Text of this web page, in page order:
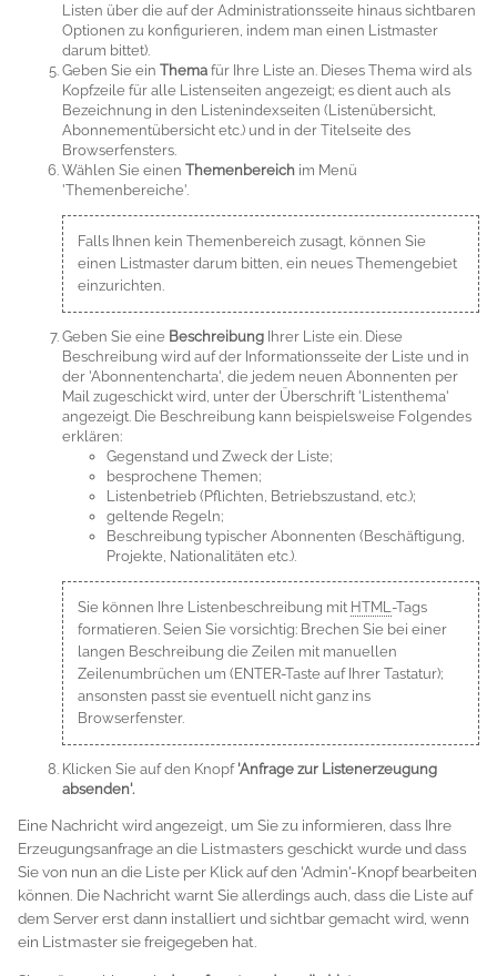
Listen über die auf der Administrationsseite hinaus sichtbaren
Optionen zu konfigurieren, indem man einen Listmaster
darum bittet).
Geben Sie ein Thema für Ihre Liste an. Dieses Thema wird als
Kopfzeile für alle Listenseiten angezeigt; es dient auch als
Bezeichnung in den Listenindexseiten (Listenübersicht,
Abonnementübersicht etc.) und in der Titelseite des
Browserfensters.
Wählen Sie einen Themenbereich im Menü
'Themenbereiche'.
Falls Ihnen kein Themenbereich zusagt, können Sie
einen Listmaster darum bitten, ein neues Themengebiet
einzurichten.
Geben Sie eine Beschreibung Ihrer Liste ein. Diese
Beschreibung wird auf der Informationsseite der Liste und in
der 'Abonnentencharta', die jedem neuen Abonnenten per
Mail zugeschickt wird, unter der Überschrift 'Listenthema'
angezeigt. Die Beschreibung kann beispielsweise Folgendes
erklären:
Gegenstand und Zweck der Liste;
besprochene Themen;
Listenbetrieb (Pflichten, Betriebszustand, etc.);
geltende Regeln;
Beschreibung typischer Abonnenten (Beschäftigung,
Projekte, Nationalitäten etc.).
Sie können Ihre Listenbeschreibung mit HTML -Tags
formatieren. Seien Sie vorsichtig: Brechen Sie bei einer
langen Beschreibung die Zeilen mit manuellen
Zeilenumbrüchen um (ENTER-Taste auf Ihrer Tastatur);
ansonsten passt sie eventuell nicht ganz ins
Browserfenster.
Klicken Sie auf den Knopf 'Anfrage zur Listenerzeugung
absenden'.
Eine Nachricht wird angezeigt, um Sie zu informieren, dass Ihre
Erzeugungsanfrage an die Listmasters geschickt wurde und dass
Sie von nun an die Liste per Klick auf den 'Admin'-Knopf bearbeiten
können. Die Nachricht warnt Sie allerdings auch, dass die Liste auf
dem Server erst dann installiert und sichtbar gemacht wird, wenn
ein Listmaster sie freigegeben hat.